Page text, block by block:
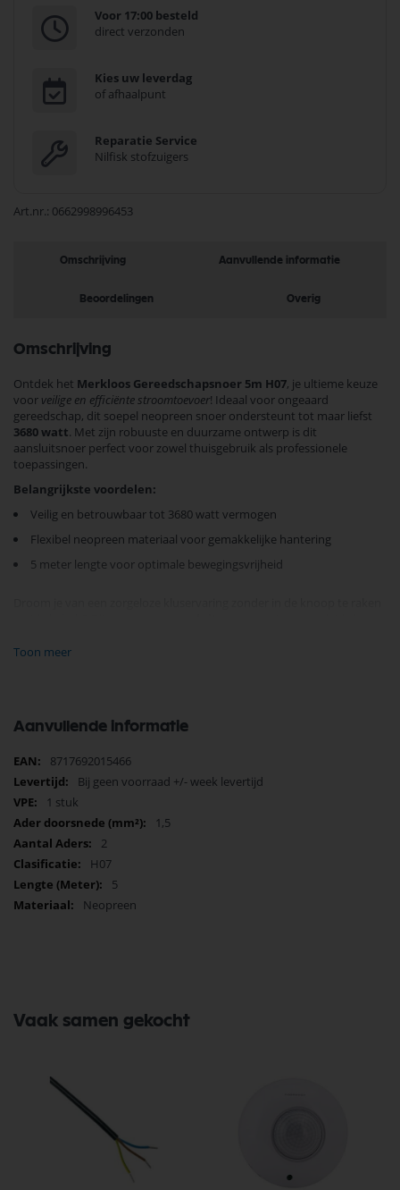
Voor 17:00 besteld
direct verzonden
Kies uw leverdag
of afhaalpunt
Reparatie Service
Nilfisk stofzuigers
Art.nr. 0662998996453
Omschrijving Aanvullende informatie
Beoordelingen Overig
Omschrijving
Ontdek het Merkloos Gereedschapsnoer 5m H07, je ultieme keuze
voor veilige en efficiënte stroomtoevoer! Ideaal voor ongeaard
gereedschap, dit soepel neopreen snoer ondersteunt tot maar liefst
3680 watt. Met zijn robuuste en duurzame ontwerp is dit
aansluitsnoer perfect voor zowel thuisgebruik als professionele
toepassingen.
Belangrijkste voordelen:
Veilig en betrouwbaar tot 3680 watt vermogen
Flexibel neopreen materiaal voor gemakkelijke hantering
5 meter lengte voor optimale bewegingsvrijheid
ervaar het gemak in je dagelijkse klussen!
Toon meer
Aanvullende informatie
Meer
informatie
8717692015466
Bij geen voorraad +/- week levertijd
1 stuk
1,5
2
H07
5
Neopreen
Vaak samen gekocht